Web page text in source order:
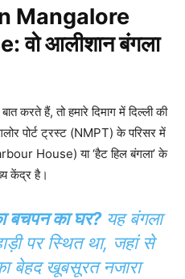
Mangalore
आलीशान बंगला
करते हैं, तो हमारे दिमाग में दिल्ली की
पोर्ट ट्रस्ट (NMPT) के परिसर में
House) या ‘हैट हिल बंगला’ के
केंद्र है।
बचपन का घर?यह बंगला
पर स्थित था, जहां से
बेहद खूबसूरत नजारा